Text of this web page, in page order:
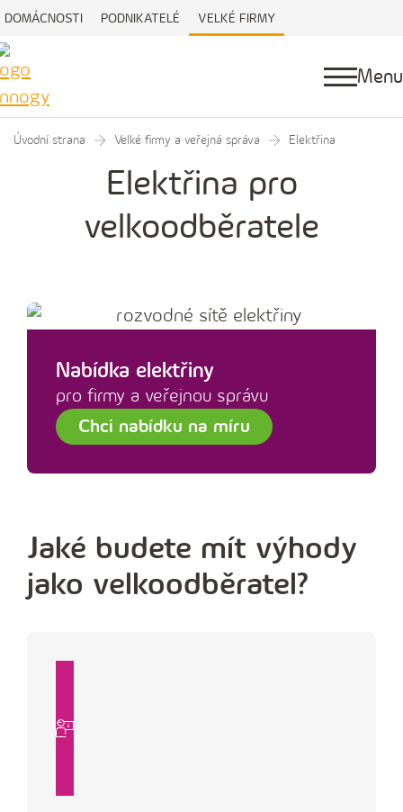
DOMÁCNOSTI PODNIKATELÉ VELKÉ FIRMY
Menu
Úvodní strana Velké firmy a veřejná správa Elektřina
Elektřina pro
velkoodběratele
Nabídka elektřiny
pro firmy a veřejnou správu
Chci nabídku na míru
Jaké budete mít výhody
jako velkoodběratel?